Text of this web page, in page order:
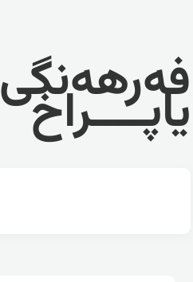
فەرهەنگی
یاپــــراخ